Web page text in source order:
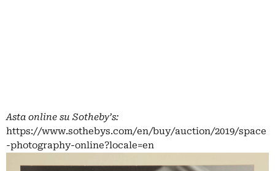
Asta online su Sotheby’s:
https://www.sothebys.com/en/buy/auction/2019/space
-photography-online?locale=en